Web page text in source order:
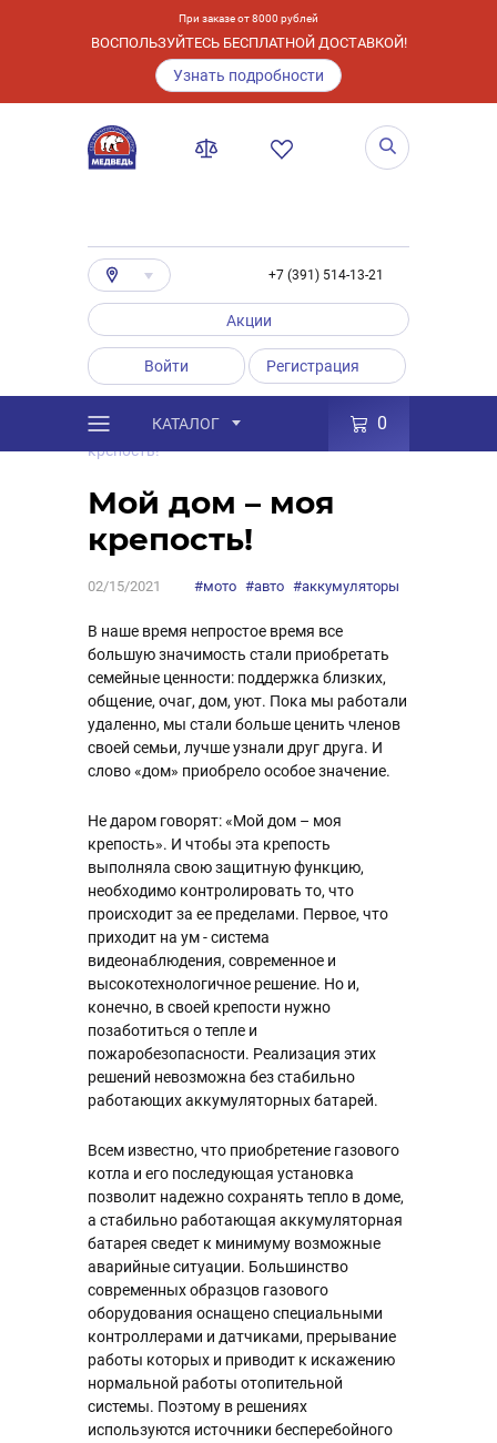
При заказе от 8000 рублей
ВОСПОЛЬЗУЙТЕСЬ БЕСПЛАТНОЙ ДОСТАВКОЙ!
Узнать подробности
+7 (391) 514-13-21
Акции
Войти Регистрация
КАТАЛОГ 0
Полезные статьи
Мой дом – моя
крепость!
Мой дом – моя
крепость!
02/15/2021 #мото #авто #аккумуляторы
В наше время непростое время все
большую значимость стали приобретать
семейные ценности: поддержка близких,
общение, очаг, дом, уют. Пока мы работали
удаленно, мы стали больше ценить членов
своей семьи, лучше узнали друг друга. И
слово «дом» приобрело особое значение.
Не даром говорят: «Мой дом – моя
крепость». И чтобы эта крепость
выполняла свою защитную функцию,
необходимо контролировать то, что
происходит за ее пределами. Первое, что
приходит на ум - система
видеонаблюдения, современное и
высокотехнологичное решение. Но и,
конечно, в своей крепости нужно
позаботиться о тепле и
пожаробезопасности. Реализация этих
решений невозможна без стабильно
работающих аккумуляторных батарей.
Всем известно, что приобретение газового
котла и его последующая установка
позволит надежно сохранять тепло в доме,
а стабильно работающая аккумуляторная
батарея сведет к минимуму возможные
аварийные ситуации. Большинство
современных образцов газового
оборудования оснащено специальными
контроллерами и датчиками, прерывание
работы которых и приводит к искажению
нормальной работы отопительной
системы. Поэтому в решениях
используются источники бесперебойного